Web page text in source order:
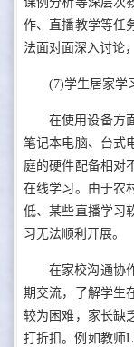
作、直播教学等任
法面对面深入讨论
(7)学生居家学
在使用设备方
笔记本电脑、台式
庭的硬件配备相对
在线学习。由于农
低、某些直播学习
习无法顺利开展。
在家校沟通协
期交流，了解学生
较为困难，家长缺
打折扣。例如教师